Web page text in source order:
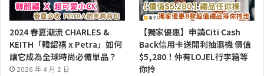
2024 春夏潮流 CHARLES &
KEITH「韓韶禧 x Petra」如何
讓它成為全球時尚必備單品？
2026 年 4 月 2 日
【獨家優惠】申請Citi Cash
Back信用卡送開利抽濕機 價值
$5,280！仲有LOJEL行李箱等
你拎